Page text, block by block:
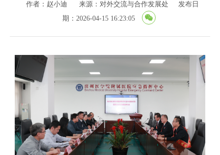
作者：赵小迪 来源：对外交流与合作发展处
发布日
期：2026-04-15 16:23:05